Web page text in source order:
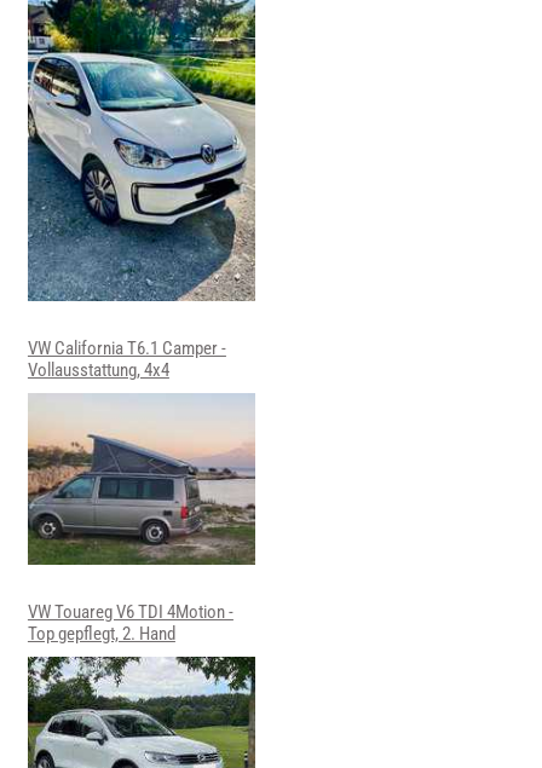
VW California T6.1 Camper -
Vollausstattung, 4x4
VW Touareg V6 TDI 4Motion -
Top gepflegt, 2. Hand